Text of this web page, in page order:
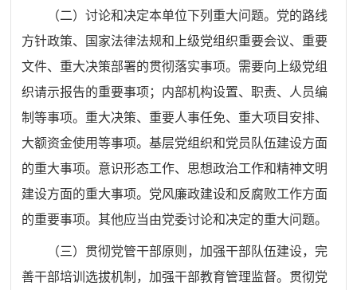
（二）讨论和决定本单位下列重大问题。党的路线
方针政策、
国家法律法规和上级党组织重要会议、重要
文件、重大决策部署的贯彻落实事项。需要向上级党组
织请示报告的重要事项；内部机构设置、职责、人员编
制等事项。重大决策、重要人事任免、重大项目安排、
大额资金使用等事项。基层党组织和党员队伍建设方面
的重大事项。意识形态工作、思想政治工作和精神文明
建设方面的重大事项。党风廉政建设和反腐败工作方面
的重要事项。其他应当由党委讨论和决定的重大问题。
（三） 贯彻党管干部原则，加强干部队伍建设，完
善干部培训选拔机制，加强干部教育管理监督。贯彻党